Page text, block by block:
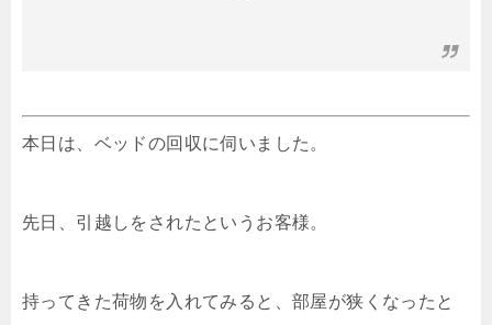
本日は、ベッドの回収に伺いました。
先日、引越しをされたというお客様。
持ってきた荷物を入れてみると、部屋が狭くなったと